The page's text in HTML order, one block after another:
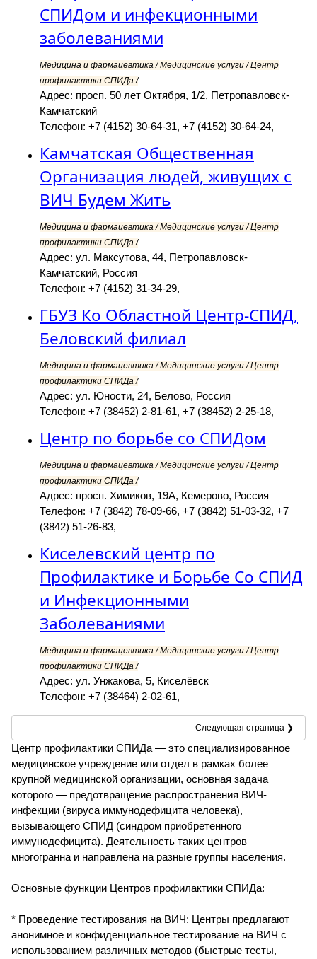
СПИДом и инфекционными
заболеваниями
Медицина и фармацевтика / Медицинские услуги / Центр
профилактики СПИДа /
Адрес: просп. 50 лет Октября, 1/2, Петропавловск-
Камчатский
Телефон: +7 (4152) 30-64-31, +7 (4152) 30-64-24,
Камчатская Общественная
Организация людей, живущих с
ВИЧ Будем Жить
Медицина и фармацевтика / Медицинские услуги / Центр
профилактики СПИДа /
Адрес: ул. Максутова, 44, Петропавловск-
Камчатский, Россия
Телефон: +7 (4152) 31-34-29,
ГБУЗ Ко Областной Центр-СПИД,
Беловский филиал
Медицина и фармацевтика / Медицинские услуги / Центр
профилактики СПИДа /
Адрес: ул. Юности, 24, Белово, Россия
Телефон: +7 (38452) 2-81-61, +7 (38452) 2-25-18,
Центр по борьбе со СПИДом
Медицина и фармацевтика / Медицинские услуги / Центр
профилактики СПИДа /
Адрес: просп. Химиков, 19А, Кемерово, Россия
Телефон: +7 (3842) 78-09-66, +7 (3842) 51-03-32, +7
(3842) 51-26-83,
Киселевский центр по
Профилактике и Борьбе Со СПИД
и Инфекционными
Заболеваниями
Медицина и фармацевтика / Медицинские услуги / Центр
профилактики СПИДа /
Адрес: ул. Унжакова, 5, Киселёвск
Телефон: +7 (38464) 2-02-61,
Следующая страница ❯
Центр профилактики СПИДа — это специализированное
медицинское учреждение или отдел в рамках более
крупной медицинской организации, основная задача
которого — предотвращение распространения ВИЧ-
инфекции (вируса иммунодефицита человека),
вызывающего СПИД (синдром приобретенного
иммунодефицита). Деятельность таких центров
многогранна и направлена на разные группы населения.
Основные функции Центров профилактики СПИДа:
* Проведение тестирования на ВИЧ: Центры предлагают
анонимное и конфиденциальное тестирование на ВИЧ с
использованием различных методов (быстрые тесты,